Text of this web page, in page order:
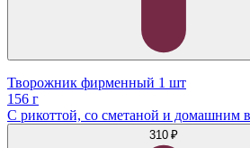
Творожник фирменный 1 шт
156 г
С рикоттой, со сметаной и домашним
310 ₽